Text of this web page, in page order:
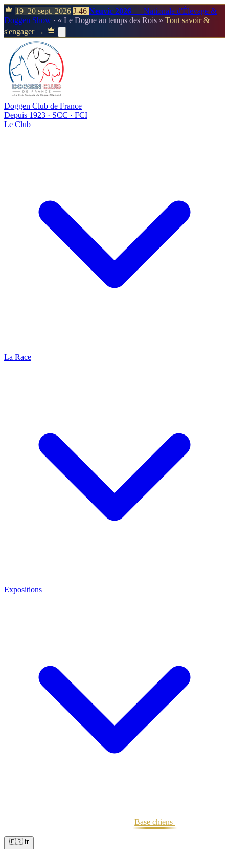
19–20 sept. 2026 J-46 Neuvic 2026 — Nationale d'Élevage &
Doggen Show · « Le Dogue au temps des Rois » Tout savoir &
s'engager →
Doggen Club de France
Depuis 1923 · SCC · FCI
Le Club
La Race
Expositions
Base chiens
🇫🇷 fr